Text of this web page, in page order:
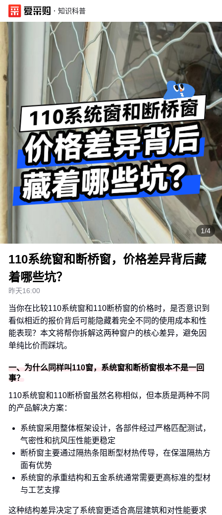
· 知识科普
1/4
110系统窗和断桥窗，价格差异背后藏
着哪些坑？
昨天16:00
当你在比较110系统窗和110断桥窗的价格时，是否意识到
看似相近的报价背后可能隐藏着完全不同的使用成本和性
能表现？本文将帮你拆解这两种窗户的核心差异，避免因
单纯比价而踩坑。
一、为什么同样叫110窗，系统窗和断桥窗根本不是一回
事？
110系统窗和110断桥窗虽然名称相似，但本质是两种不同
的产品解决方案：
系统窗采用整体框架设计，各部件经过严格匹配测试，
气密性和抗风压性能更稳定
断桥窗主要通过隔热条阻断型材热传导，在保温隔热方
面有优势
系统窗的承重结构和五金系统通常需要更高标准的型材
与工艺支撑
这种结构差异决定了系统窗更适合高层建筑和对性能要求